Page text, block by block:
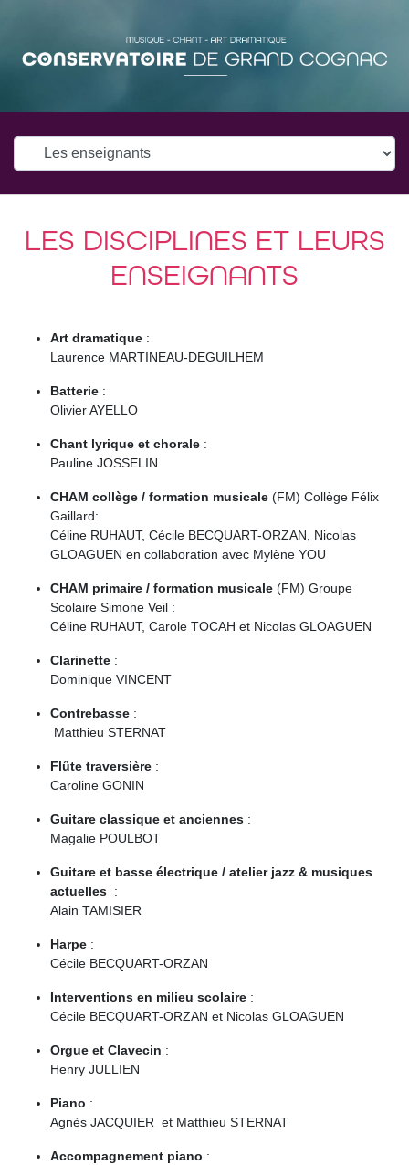
LES DISCIPLINES ET LEURS
ENSEIGNANTS
Art dramatique :
Laurence MARTINEAU-DEGUILHEM
Batterie :
Olivier AYELLO
Chant lyrique et chorale :
Pauline JOSSELIN
CHAM collège / formation musicale (FM) Collège Félix
Gaillard:
Céline RUHAUT, Cécile BECQUART-ORZAN, Nicolas
GLOAGUEN en collaboration avec Mylène YOU
CHAM primaire / formation musicale (FM) Groupe
Scolaire Simone Veil :
Céline RUHAUT, Carole TOCAH et Nicolas GLOAGUEN
Clarinette :
Dominique VINCENT
Contrebasse :
Matthieu STERNAT
Flûte traversière :
Caroline GONIN
Guitare classique et anciennes :
Magalie POULBOT
Guitare et basse électrique / atelier jazz & musiques
actuelles :
Alain TAMISIER
Harpe :
Cécile BECQUART-ORZAN
Interventions en milieu scolaire :
Cécile BECQUART-ORZAN et Nicolas GLOAGUEN
Orgue et Clavecin :
Henry JULLIEN
Piano :
Agnès JACQUIER et Matthieu STERNAT
Accompagnement piano :